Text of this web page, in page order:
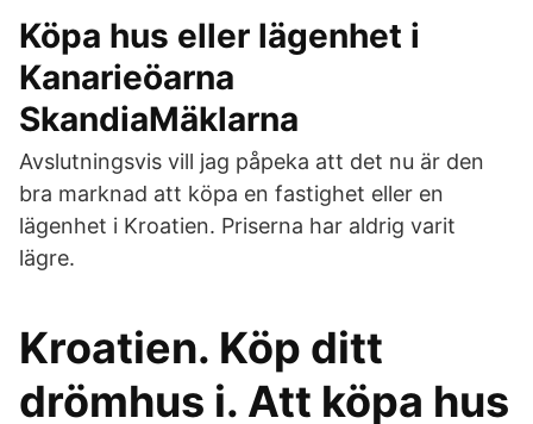
Köpa hus eller lägenhet i
Kanarieöarna
SkandiaMäklarna
Avslutningsvis vill jag påpeka att det nu är den
bra marknad att köpa en fastighet eller en
lägenhet i Kroatien. Priserna har aldrig varit
lägre.
Kroatien. Köp ditt
drömhus i. Att köpa hus